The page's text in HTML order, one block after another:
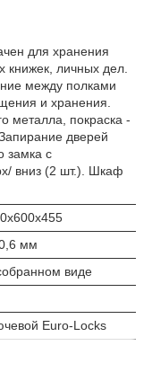
для хранения
книжек, личных дел.
между полками
и хранения.
металла, покраска -
дверей
замка с
вниз (2 шт.). Шкаф
мм
виде
Euro-Locks